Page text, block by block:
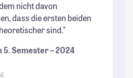
nicht davon
dass die ersten beiden
sind."
Semester – 2024